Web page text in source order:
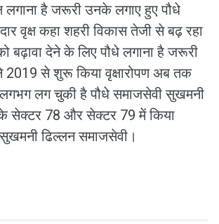
लगाना है जरूरी उनके लगाए हुए पौधे
वृक्ष कहा शहरी विकास तेजी से बढ़ रहा
बढ़ावा देने के लिए पौधे लगाना है जरूरी
2019 से शुरू किया वृक्षारोपण अब तक
लग चुकी है पौधे समाजसेवी सुखमनी
के सेक्टर 78 और सेक्टर 79 में किया
ढिल्लन समाजसेवी।